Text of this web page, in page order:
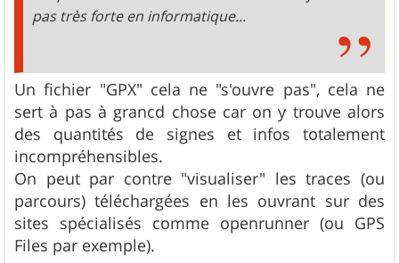
pas très forte en informatique...
Un fichier "GPX" cela ne "s'ouvre pas", cela ne
sert à pas à grancd chose car on y trouve alors
des quantités de signes et infos totalement
incompréhensibles.
On peut par contre "visualiser" les traces (ou
parcours) téléchargées en les ouvrant sur des
sites spécialisés comme openrunner (ou GPS
Files par exemple).